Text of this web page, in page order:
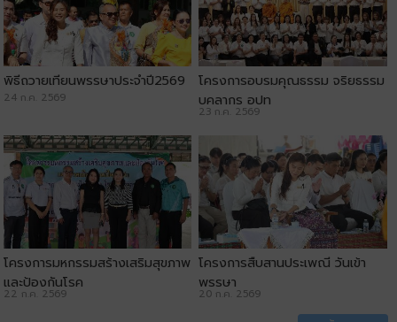
พิธีถวายเทียนพรรษาประจำปี2569
24 ก.ค. 2569
โครงการอบรมคุณธรรม จริยธรรม
บุคลากร อปท
23 ก.ค. 2569
โครงการมหกรรมสร้างเสริมสุขภาพ
และป้องกันโรค
22 ก.ค. 2569
โครงการสืบสานประเพณี วันเข้า
พรรษา
20 ก.ค. 2569